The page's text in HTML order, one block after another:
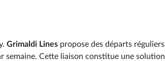
Grimaldi Lines propose des départs réguliers
semaine. Cette liaison constitue une solution